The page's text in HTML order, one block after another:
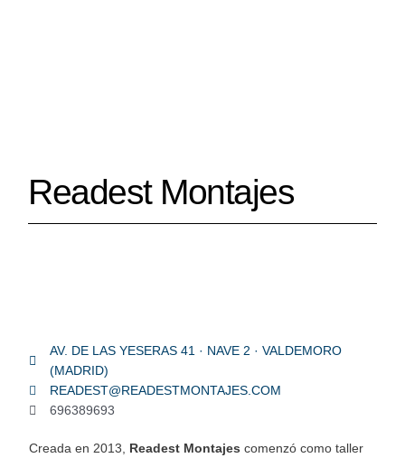
Readest Montajes
AV. DE LAS YESERAS 41 · NAVE 2 · VALDEMORO
(MADRID)
READEST@READESTMONTAJES.COM
696389693
Creada en 2013, Readest Montajes comenzó como taller